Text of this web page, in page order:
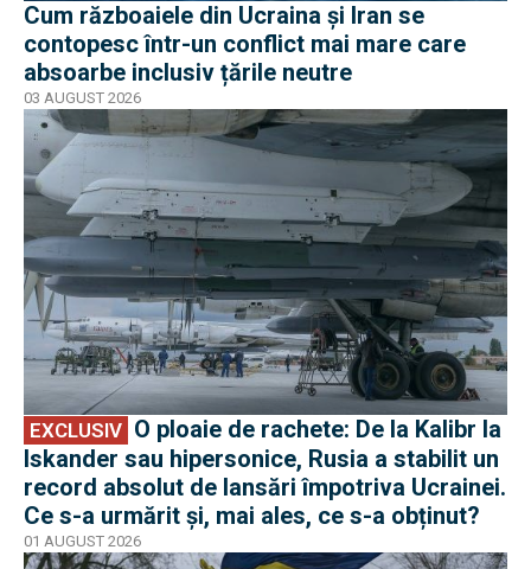
Cum războaiele din Ucraina și Iran se
contopesc într-un conflict mai mare care
absoarbe inclusiv țările neutre
03 AUGUST 2026
EXCLUSIV
EXCLUSIV
Iskander sau hipersonice, Rusia a stabilit un
record absolut de lansări împotriva Ucrainei.
Ce s-a urmărit și, mai ales, ce s-a obținut?
01 AUGUST 2026